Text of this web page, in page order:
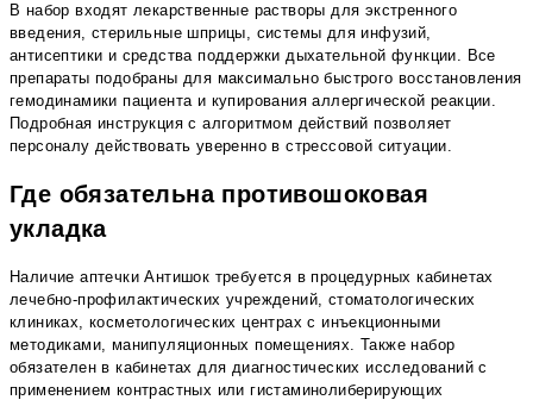
В набор входят лекарственные растворы для экстренного
введения, стерильные шприцы, системы для инфузий,
антисептики и средства поддержки дыхательной функции. Все
препараты подобраны для максимально быстрого восстановления
гемодинамики пациента и купирования аллергической реакции.
Подробная инструкция с алгоритмом действий позволяет
персоналу действовать уверенно в стрессовой ситуации.
Где обязательна противошоковая
укладка
Наличие аптечки Антишок требуется в процедурных кабинетах
лечебно-профилактических учреждений, стоматологических
клиниках, косметологических центрах с инъекционными
методиками, манипуляционных помещениях. Также набор
обязателен в кабинетах для диагностических исследований с
применением контрастных или гистаминолиберирующих